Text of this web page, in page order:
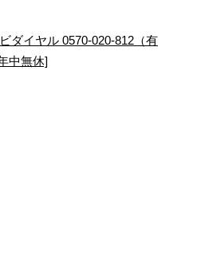
ダイヤル 0570-020-812（有
中無休]